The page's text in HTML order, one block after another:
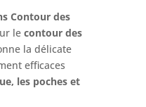
Contour des
lecontour des
la délicate
efficaces
les poches et